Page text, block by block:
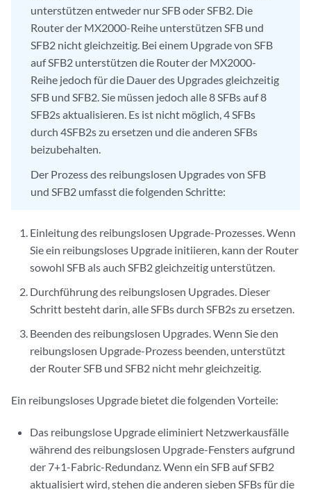
unterstützen entweder nur SFB oder SFB2. Die
Router der MX2000-Reihe unterstützen SFB und
SFB2 nicht gleichzeitig. Bei einem Upgrade von SFB
auf SFB2 unterstützen die Router der MX2000-
Reihe jedoch für die Dauer des Upgrades gleichzeitig
SFB und SFB2. Sie müssen jedoch alle 8 SFBs auf 8
SFB2s aktualisieren. Es ist nicht möglich, 4 SFBs
durch 4SFB2s zu ersetzen und die anderen SFBs
beizubehalten.
Der Prozess des reibungslosen Upgrades von SFB
und SFB2 umfasst die folgenden Schritte:
Einleitung des reibungslosen Upgrade-Prozesses. Wenn
Sie ein reibungsloses Upgrade initiieren, kann der Router
sowohl SFB als auch SFB2 gleichzeitig unterstützen.
Durchführung des reibungslosen Upgrades. Dieser
Schritt besteht darin, alle SFBs durch SFB2s zu ersetzen.
Beenden des reibungslosen Upgrades. Wenn Sie den
reibungslosen Upgrade-Prozess beenden, unterstützt
der Router SFB und SFB2 nicht mehr gleichzeitig.
Ein reibungsloses Upgrade bietet die folgenden Vorteile:
Das reibungslose Upgrade eliminiert Netzwerkausfälle
während des reibungslosen Upgrade-Fensters aufgrund
der 7+1-Fabric-Redundanz. Wenn ein SFB auf SFB2
aktualisiert wird, stehen die anderen sieben SFBs für die